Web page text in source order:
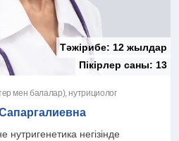
Тәжірибе: 12 жылдар
Пікірлер саны: 13
мен балалар), нутрициолог
негізінде